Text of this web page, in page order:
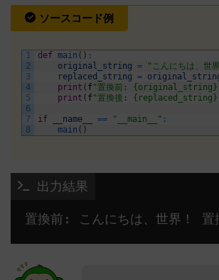
ソースコード例
1
2
3
4
5
6
7
8
def main ( ) :
original_string =
"こんにちは、世
replaced_string =
print ( f "置換前:
print ( f "置換後:
if __name__ == "__main__" :
main ( )
出力結果
置換前: こんにちは、世界！